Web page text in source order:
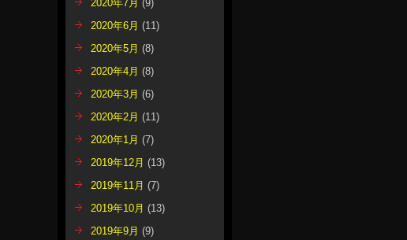
2020年7月 (9)
2020年6月 (11)
2020年5月 (8)
2020年4月 (8)
2020年3月 (6)
2020年2月 (11)
2020年1月 (7)
2019年12月 (13)
2019年11月 (7)
2019年10月 (13)
2019年9月 (9)